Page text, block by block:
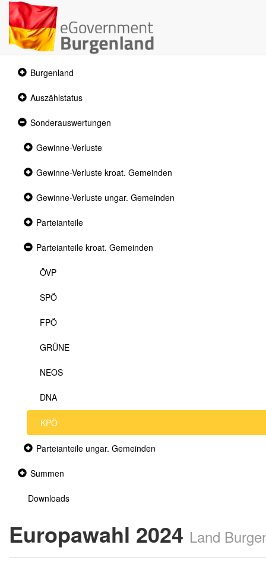
Collapsed
section
Burgenland
Collapsed
Auszählstatus
Expanded
Sonderauswertungen
Collapsed
Gewinne-Verluste
Collapsed
Gewinne-Verluste kroat. Gemeinden
Collapsed
Gewinne-Verluste ungar. Gemeinden
Collapsed
Parteianteile
Expanded
Parteianteile kroat. Gemeinden
ÖVP
SPÖ
FPÖ
GRÜNE
NEOS
DNA
KPÖ
Collapsed
Parteianteile ungar. Gemeinden
Collapsed
Summen
Downloads
Europawahl 2024 Land